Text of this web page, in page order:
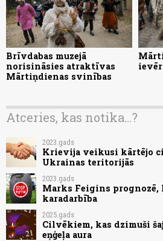
Brīvdabas muzejā
norisināsies atraktīvas
Mārtiņdienas svinības
Atceries, kas notika...?
2023.gads
Krievija veikusi kārtējo
Ukrainas teritorijās
2023.gads
Marks Feigins prognozē,
karadarbība
2025.gads
Cilvēkiem, kas dzimuši
eņģeļa aura